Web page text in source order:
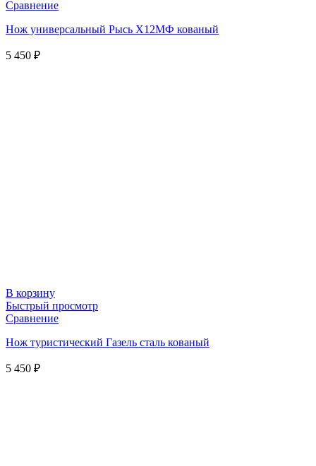
Сравнение
Нож универсальный Рысь Х12МФ кованый
5 450 ₽
В корзину
Быстрый просмотр
Сравнение
Нож туристический Газель сталь кованый
5 450 ₽